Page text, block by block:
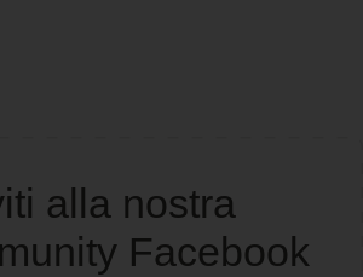
alla nostra
Facebook